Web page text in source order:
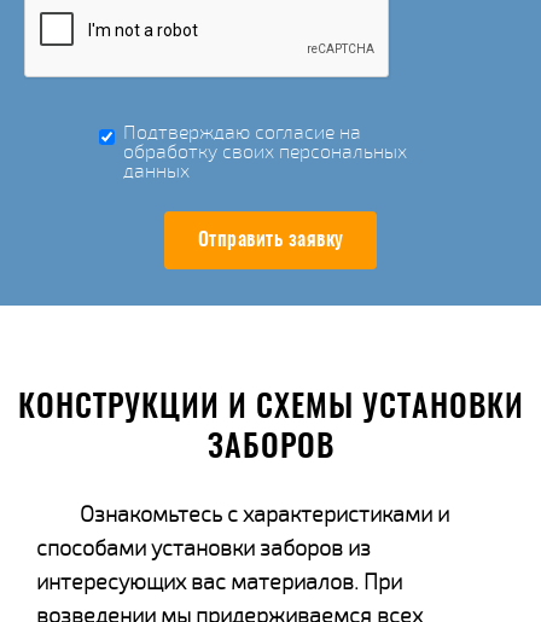
Подтверждаю согласие на
обработку своих персональных
данных
Отправить заявку
КОНСТРУКЦИИ И СХЕМЫ УСТАНОВКИ
ЗАБОРОВ
Ознакомьтесь с характеристиками и
способами установки заборов из
интересующих вас материалов. При
возведении мы придерживаемся всех